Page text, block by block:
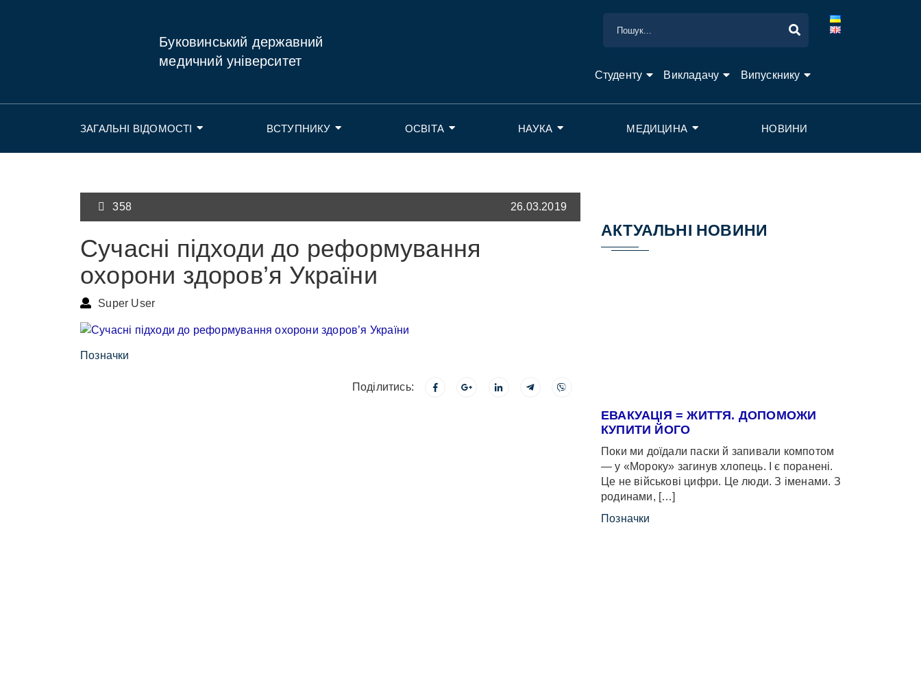
Буковинський державний
медичний університет
Студенту Викладачу Випускнику
ЗАГАЛЬНІ ВІДОМОСТІ ВСТУПНИКУ ОСВІТА НАУКА МЕДИЦИНА НОВИНИ
358 26.03.2019
Сучасні підходи до реформування
охорони здоров’я України
Super User
Позначки
Поділитись:
АКТУАЛЬНІ НОВИНИ
ЕВАКУАЦІЯ = ЖИТТЯ. ДОПОМОЖИ
КУПИТИ ЙОГО
Поки ми доїдали паски й запивали компотом
— у «Мороку» загинув хлопець. І є поранені.
Це не військові цифри. Це люди. З іменами. З
родинами, […]
Позначки